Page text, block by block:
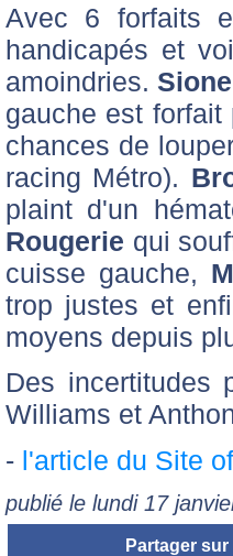
Avec 6 forfaits
handicapés et
amoindries.
gauche est
chances de
racing Métro).
plaint d'un
Rougerie qui
cuisse gauche,
trop justes et
moyens depuis
Des incertitudes
Williams et
- l'article du Site
publié le lundi 17
Partager